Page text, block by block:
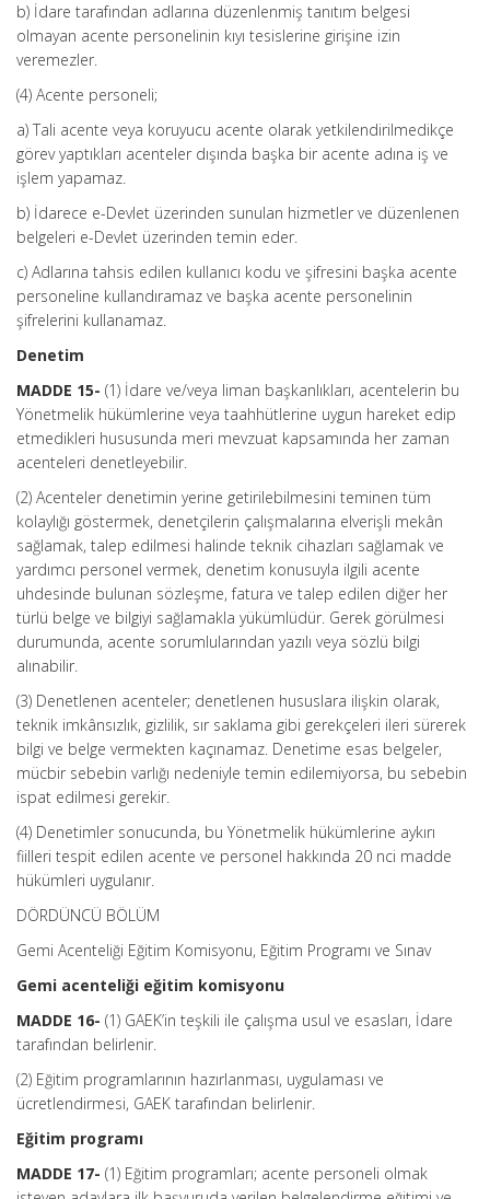
b) İdare tarafından adlarına düzenlenmiş tanıtım belgesi
olmayan acente personelinin kıyı tesislerine girişine izin
veremezler.
(4) Acente personeli;
a) Tali acente veya koruyucu acente olarak yetkilendirilmedikçe
görev yaptıkları acenteler dışında başka bir acente adına iş ve
işlem yapamaz.
b) İdarece e-Devlet üzerinden sunulan hizmetler ve düzenlenen
belgeleri e-Devlet üzerinden temin eder.
c) Adlarına tahsis edilen kullanıcı kodu ve şifresini başka acente
personeline kullandıramaz ve başka acente personelinin
şifrelerini kullanamaz.
Denetim
MADDE 15- (1) İdare ve/veya liman başkanlıkları, acentelerin bu
Yönetmelik hükümlerine veya taahhütlerine uygun hareket edip
etmedikleri hususunda meri mevzuat kapsamında her zaman
acenteleri denetleyebilir.
(2) Acenteler denetimin yerine getirilebilmesini teminen tüm
kolaylığı göstermek, denetçilerin çalışmalarına elverişli mekân
sağlamak, talep edilmesi halinde teknik cihazları sağlamak ve
yardımcı personel vermek, denetim konusuyla ilgili acente
uhdesinde bulunan sözleşme, fatura ve talep edilen diğer her
türlü belge ve bilgiyi sağlamakla yükümlüdür. Gerek görülmesi
durumunda, acente sorumlularından yazılı veya sözlü bilgi
alınabilir.
(3) Denetlenen acenteler; denetlenen hususlara ilişkin olarak,
teknik imkânsızlık, gizlilik, sır saklama gibi gerekçeleri ileri sürerek
bilgi ve belge vermekten kaçınamaz. Denetime esas belgeler,
mücbir sebebin varlığı nedeniyle temin edilemiyorsa, bu sebebin
ispat edilmesi gerekir.
(4) Denetimler sonucunda, bu Yönetmelik hükümlerine aykırı
fiilleri tespit edilen acente ve personel hakkında 20 nci madde
hükümleri uygulanır.
DÖRDÜNCÜ BÖLÜM
Gemi Acenteliği Eğitim Komisyonu, Eğitim Programı ve Sınav
Gemi acenteliği eğitim komisyonu
MADDE 16- (1) GAEK’in teşkili ile çalışma usul ve esasları, İdare
tarafından belirlenir.
(2) Eğitim programlarının hazırlanması, uygulaması ve
ücretlendirmesi, GAEK tarafından belirlenir.
Eğitim programı
MADDE 17- (1) Eğitim programları; acente personeli olmak